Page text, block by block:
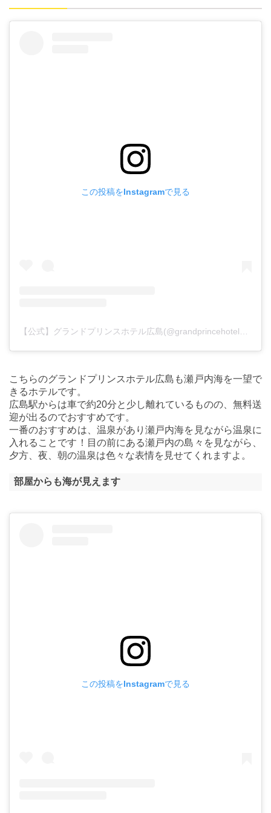
この投稿をInstagramで見る
【公式】グランドプリンスホテル広島(@grandprincehotel_hiroshima)がシェアした投稿
こちらのグランドプリンスホテル広島も瀬戸内海を一望で
きるホテルです。
広島駅からは車で約20分と少し離れているものの、無料送
迎が出るのでおすすめです。
一番のおすすめは、温泉があり瀬戸内海を見ながら温泉に
入れることです！目の前にある瀬戸内の島々を見ながら、
夕方、夜、朝の温泉は色々な表情を見せてくれますよ。
部屋からも海が見えます
この投稿をInstagramで見る